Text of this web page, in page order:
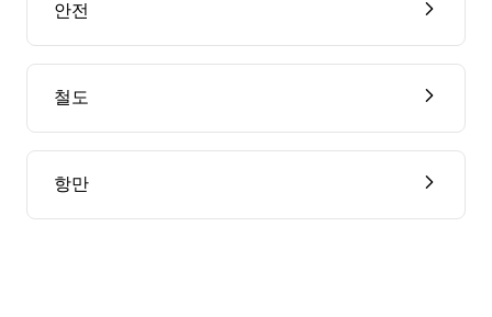
안전
철도
항만